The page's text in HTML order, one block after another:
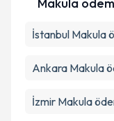
İstanbul Makula
Ankara Makula
İzmir Makula